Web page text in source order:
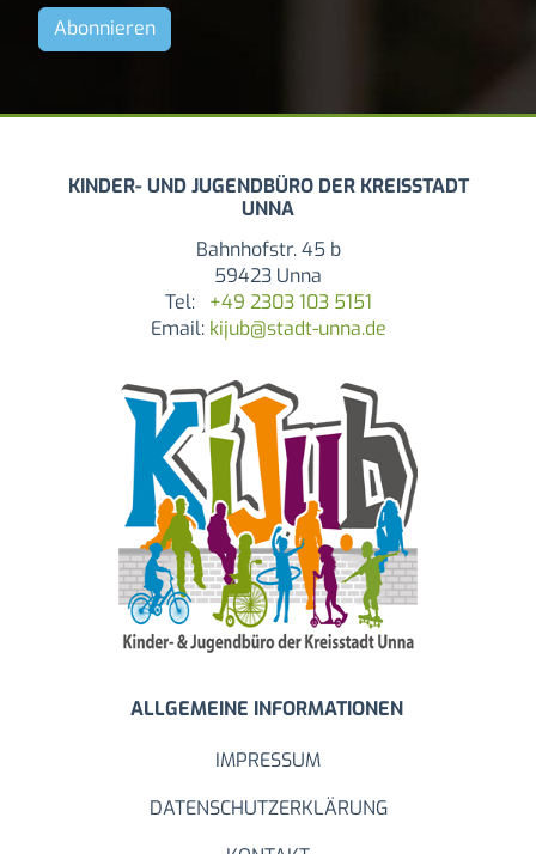
KINDER- UND JUGENDBÜRO DER KREISSTADT
UNNA
Bahnhofstr. 45 b
59423 Unna
Tel: +49 2303 103 5151
Email: kijub@stadt-unna.de
ALLGEMEINE INFORMATIONEN
IMPRESSUM
DATENSCHUTZERKLÄRUNG